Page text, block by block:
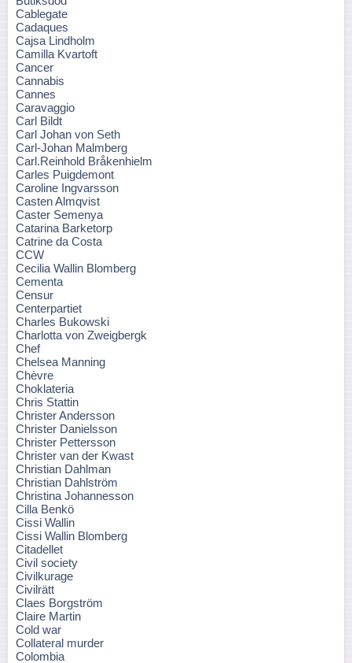
Cablegate
Cadaques
Cajsa Lindholm
Camilla Kvartoft
Cancer
Cannabis
Cannes
Caravaggio
Carl Bildt
Carl Johan von Seth
Carl-Johan Malmberg
Carl.Reinhold Bråkenhielm
Carles Puigdemont
Caroline Ingvarsson
Casten Almqvist
Caster Semenya
Catarina Barketorp
Catrine da Costa
CCW
Cecilia Wallin Blomberg
Cementa
Censur
Centerpartiet
Charles Bukowski
Charlotta von Zweigbergk
Chef
Chelsea Manning
Chèvre
Choklateria
Chris Stattin
Christer Andersson
Christer Danielsson
Christer Pettersson
Christer van der Kwast
Christian Dahlman
Christian Dahlström
Christina Johannesson
Cilla Benkö
Cissi Wallin
Cissi Wallin Blomberg
Citadellet
Civil society
Civilkurage
Civilrätt
Claes Borgström
Claire Martin
Cold war
Collateral murder
Colombia